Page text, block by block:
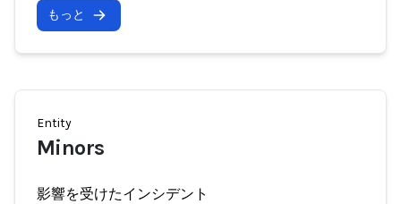
もっと
Entity
Minors
影響を受けたインシデント